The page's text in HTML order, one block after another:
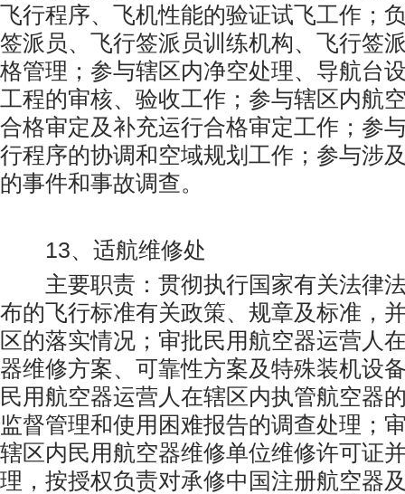
飞行程序、飞机性能的验证试飞工作；
签派员、飞行签派员训练机构、飞行签
格管理；参与辖区内净空处理、导航台
工程的审核、验收工作；参与辖区内航
合格审定及补充运行合格审定工作；参
行程序的协调和空域规划工作；参与涉
的事件和事故调查。
13、适航维修处
主要职责：贯彻执行国家有关法律
布的飞行标准有关政策、规章及标准，
区的落实情况；审批民用航空器运营人
器维修方案、可靠性方案及特殊装机设
民用航空器运营人在辖区内执管航空器
监督管理和使用困难报告的调查处理；
辖区内民用航空器维修单位维修许可证
理，按授权负责对承修中国注册航空器